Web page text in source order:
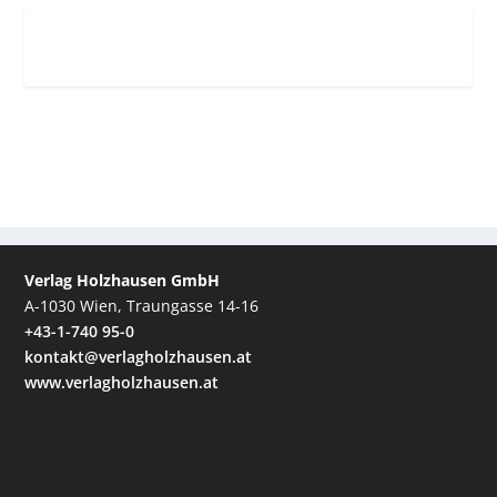
Verlag Holzhausen GmbH
A-1030 Wien, Traungasse 14-16
+43-1-740 95-0
kontakt@verlagholzhausen.at
www.verlagholzhausen.at